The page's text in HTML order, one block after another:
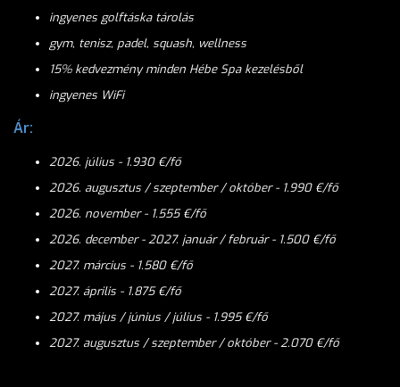
ingyenes golftáska tárolás
gym, tenisz, padel, squash, wellness
15% kedvezmény minden Hébe Spa kezelésből
ingyenes WiFi
Ár:
2026. július - 1.930 €/fő
2026. augusztus / szeptember / október - 1.990 €/fő
2026. november - 1.555€/fő
2026. december - 2027. január / február - 1.500 €/fő
2027. március - 1.580 €/fő
2027. április - 1.875€/fő
2027. május / június / július - 1.995€/fő
2027. augusztus / szeptember / október - 2.070 €/fő